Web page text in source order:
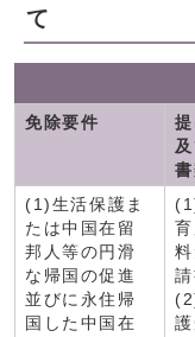
て
免除要件
(1)生活保護ま
たは中国在留
邦人等の円滑
な帰国の促進
並びに永住帰
国した中国在